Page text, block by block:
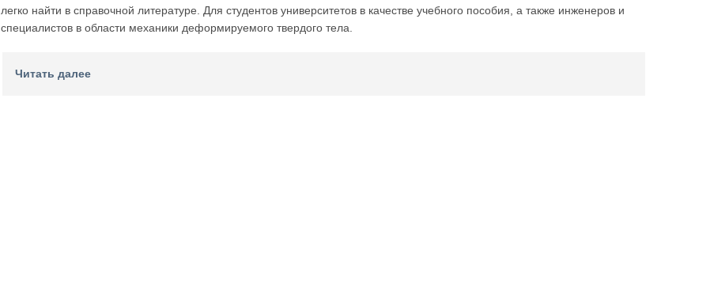
легко найти в справочной литературе. Для студентов университетов в качестве учебного пособия, а также инженеров и
специалистов в области механики деформируемого твердого тела.
Читать далее